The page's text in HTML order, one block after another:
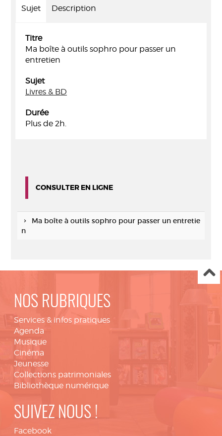
Sujet Description
Titre
Ma boîte à outils sophro pour passer un
entretien
Sujet
Livres & BD
Durée
Plus de 2h.
CONSULTER EN LIGNE
Ma boîte à outils sophro pour passer un entretie
n
NOS RUBRIQUES
Services & infos pratiques
Agenda
Musique
Cinéma
Jeunesse
Collections patrimoniales
Bibliothèque numérique
SUIVEZ NOUS !
Facebook